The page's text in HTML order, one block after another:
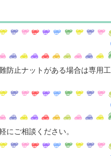
防止ナットがある場合は専用工
にご相談ください。